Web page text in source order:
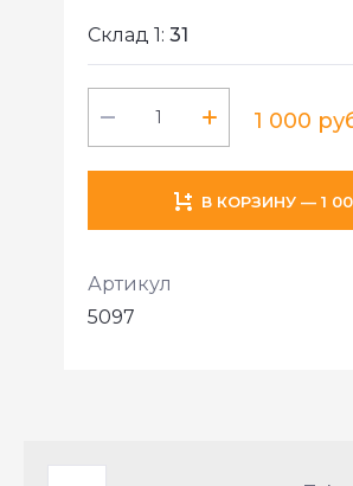
Склад 1: 31
1 000
В КОРЗИНУ — 1
Артикул
5097